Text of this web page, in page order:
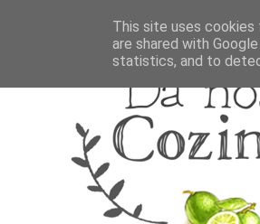
This site uses
are shared with
statistics, and to